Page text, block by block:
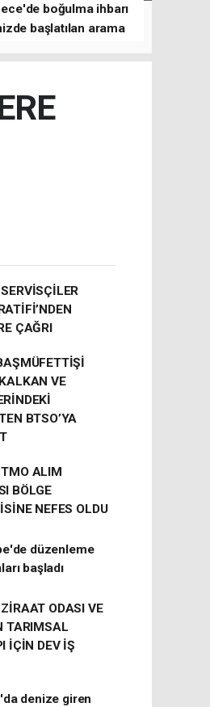
boğulma ihbarı
başlatılan arama
ÇAĞRI
VE
BTSO’YA
ALIM
BÖLGE
NEFES OLDU
düzenleme
başladı
ODASI VE
TARIMSAL
İÇİN DEV İŞ
denize giren